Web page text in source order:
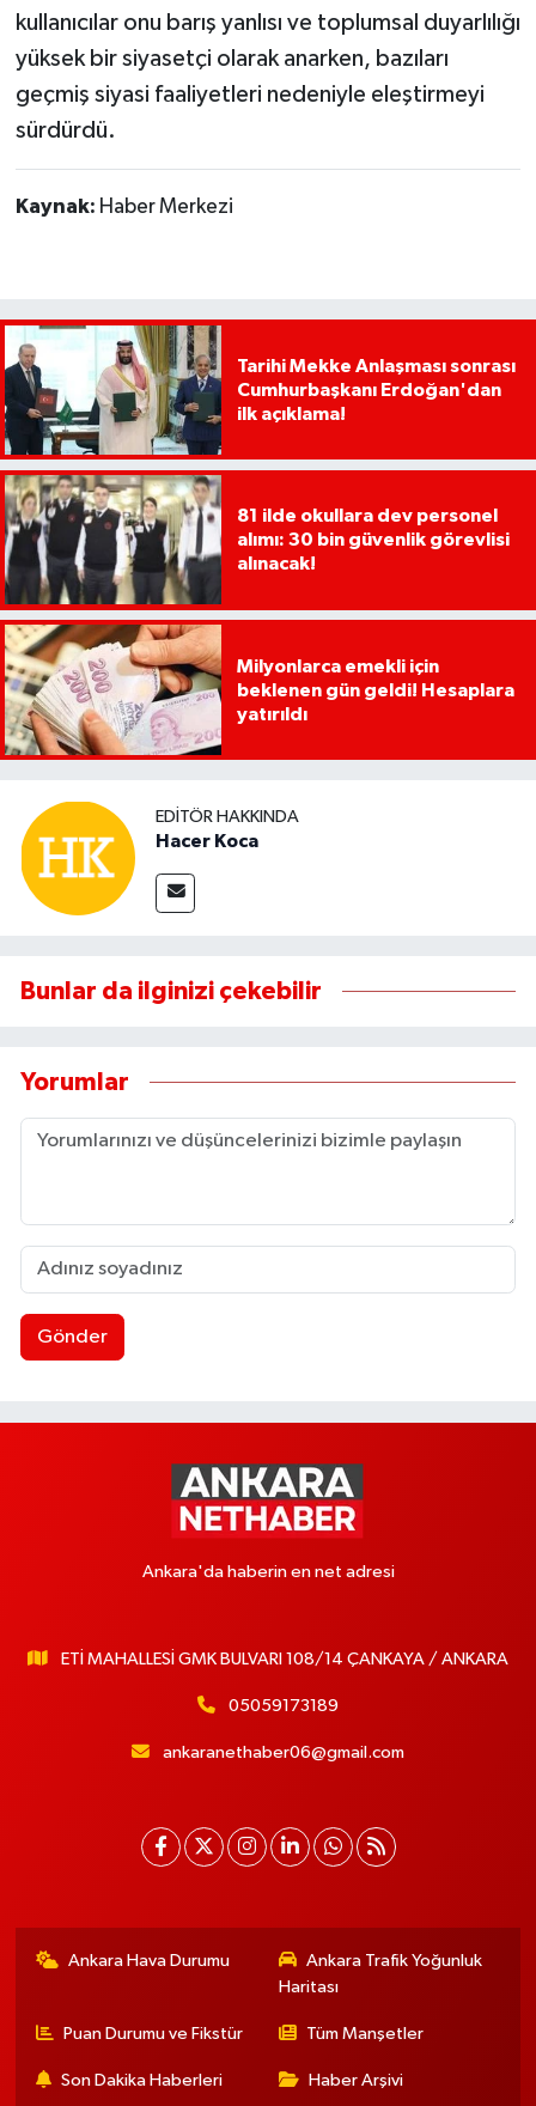
kullanıcılar onu barış yanlısı ve toplumsal duyarlılığı
yüksek bir siyasetçi olarak anarken, bazıları
geçmiş siyasi faaliyetleri nedeniyle eleştirmeyi
sürdürdü.
Kaynak: Haber Merkezi
Tarihi Mekke Anlaşması sonrası
Cumhurbaşkanı Erdoğan'dan
ilk açıklama!
81 ilde okullara dev personel
alımı: 30 bin güvenlik görevlisi
alınacak!
Milyonlarca emekli için
beklenen gün geldi! Hesaplara
yatırıldı
EDITÖR HAKKINDA
Hacer Koca
Bunlar da ilginizi çekebilir
Yorumlar
Gönder
Ankara'da haberin en net adresi
ETİ MAHALLESİ GMK BULVARI 108/14 ÇANKAYA / ANKARA
05059173189
ankaranethaber06@gmail.com
Ankara Hava Durumu
Ankara Trafik Yoğunluk
Haritası
Puan Durumu ve Fikstür Tüm Manşetler
Son Dakika Haberleri Haber Arşivi